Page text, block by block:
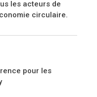
les acteurs de
circulaire.
pour les